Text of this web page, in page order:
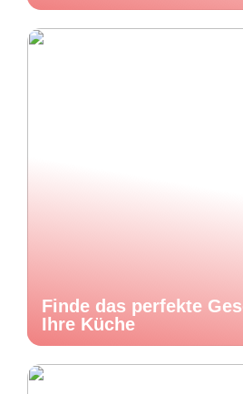
Finde das perfekte
Ihre Küche